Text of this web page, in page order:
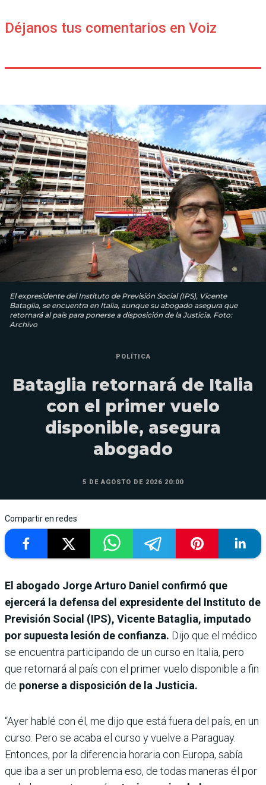
Déjanos tus comentarios en Voiz
El expresidente del Instituto de Previsión Social (IPS), Vicente
Bataglia, se encuentra en Italia, aunque su abogado asegura que
retornará al país para ponerse a disposición de la Justicia. Foto:
Archivo
POLÍTICA
Bataglia retornará de Italia
con el primer vuelo
disponible, asegura
abogado
5 DE AGOSTO DE 2026 20:00
Compartir en redes
El abogado Jorge Arturo Daniel confirmó que
ejercerá la defensa del expresidente del Instituto de
Previsión Social (IPS), Vicente Bataglia, imputado
por supuesta lesión de confianza. Dijo que el médico
se encuentra participando de un curso en Italia, pero
que retornará al país con el primer vuelo disponible a fin
de ponerse a disposición de la Justicia.
“Ayer hablé con él, me dijo que está fuera del país, en un
curso. Pero se acaba el curso y vuelve a Paraguay.
Entonces, por la diferencia horaria con Europa, sabía
que iba a ser un problema eso, de todas maneras él por